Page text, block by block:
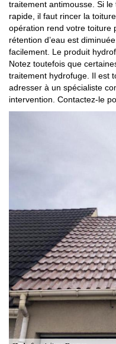
traitement antimousse. Si
rapide, il faut rincer la
opération rend votre toiture
rétention d’eau est
facilement. Le produit
Notez toutefois que
traitement hydrofuge. Il est
adresser à un spécialiste
intervention. Contactez-le